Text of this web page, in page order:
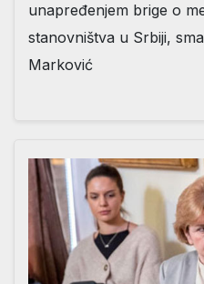
unapređenjem brige o
stanovništva u Srbiji,
Marković